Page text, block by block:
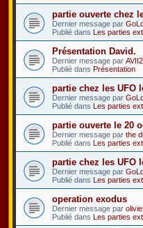
partie ouverte chez
Dernier message par
Publié dans Les parties
Présentation David.
Dernier message par
Publié dans Présentation
partie chez les UFO
Dernier message par
Publié dans Les parties
partie ouverte le 20
Dernier message par the
Publié dans Les parties
partie chez les UFO
Dernier message par
Publié dans Les parties
operation exodus
Dernier message par
Publié dans Les parties